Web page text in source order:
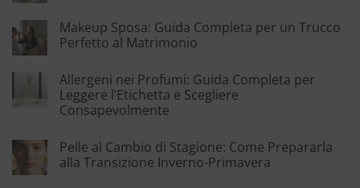
Makeup Sposa: Guida Completa per un Trucco
Perfetto al Matrimonio
Allergeni nei Profumi: Guida Completa per
Leggere l’Etichetta e Scegliere
Consapevolmente
Pelle al Cambio di Stagione: Come Prepararla
alla Transizione Inverno-Primavera